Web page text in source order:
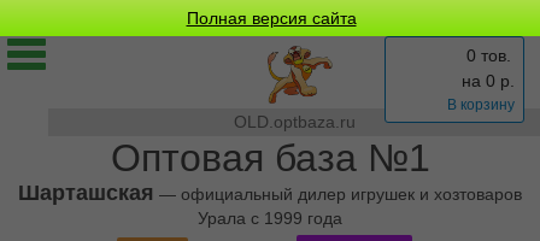
Полная версия сайта
OLD.optbaza.ru
Оптовая база №1
Шарташская — официальный дилер игрушек и хозтоваров
Урала с 1999 года
0 тов.
на 0 р.
В корзину